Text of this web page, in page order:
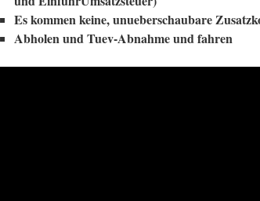
Es kommen keine, unueberschaubare
Abholen und Tuev-Abnahme und fahren